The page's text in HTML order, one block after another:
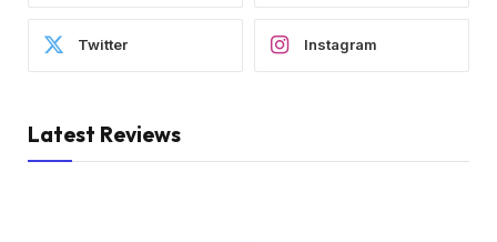
Twitter Instagram
Latest Reviews